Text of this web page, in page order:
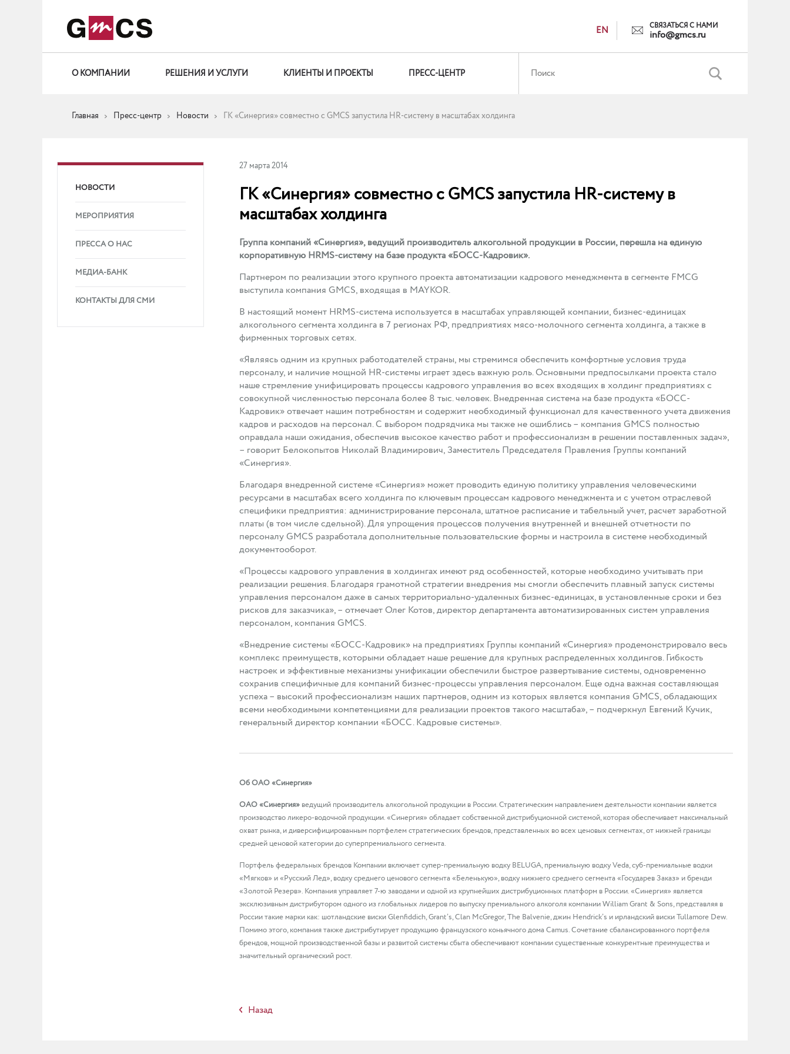
EN СВЯЗАТЬСЯ С НАМИ
info@gmcs.ru
О КОМПАНИИ РЕШЕНИЯ И УСЛУГИ КЛИЕНТЫ И ПРОЕКТЫ ПРЕСС-ЦЕНТР
Главная Пресс-центр Новости ГК «Синергия» совместно с GMCS запустила HR-систему в масштабах холдинга
НОВОСТИ
МЕРОПРИЯТИЯ
ПРЕССА О НАС
МЕДИА-БАНК
КОНТАКТЫ ДЛЯ СМИ
27 марта 2014
ГК «Синергия» совместно с GMCS запустила HR-систему в
масштабах холдинга
Группа компаний «Синергия», ведущий производитель алкогольной продукции в России, перешла на единую
корпоративную HRMS-систему на базе продукта «БОСС-Кадровик».
Партнером по реализации этого крупного проекта автоматизации кадрового менеджмента в сегменте FMCG
выступила компания GMCS, входящая в MAYKOR.
В настоящий момент HRMS-система используется в масштабах управляющей компании, бизнес-единицах
алкогольного сегмента холдинга в 7 регионах РФ, предприятиях мясо-молочного сегмента холдинга, а также в
фирменных торговых сетях.
«Являясь одним из крупных работодателей страны, мы стремимся обеспечить комфортные условия труда
персоналу, и наличие мощной HR-системы играет здесь важную роль. Основными предпосылками проекта стало
наше стремление унифицировать процессы кадрового управления во всех входящих в холдинг предприятиях с
совокупной численностью персонала более 8 тыс. человек. Внедренная система на базе продукта «БОСС-
Кадровик» отвечает нашим потребностям и содержит необходимый функционал для качественного учета движения
кадров и расходов на персонал. С выбором подрядчика мы также не ошиблись – компания GMCS полностью
оправдала наши ожидания, обеспечив высокое качество работ и профессионализм в решении поставленных задач»,
– говорит Белокопытов Николай Владимирович, Заместитель Председателя Правления Группы компаний
«Синергия».
Благодаря внедренной системе «Синергия» может проводить единую политику управления человеческими
ресурсами в масштабах всего холдинга по ключевым процессам кадрового менеджмента и с учетом отраслевой
специфики предприятия: администрирование персонала, штатное расписание и табельный учет, расчет заработной
платы (в том числе сдельной). Для упрощения процессов получения внутренней и внешней отчетности по
персоналу GMCS разработала дополнительные пользовательские формы и настроила в системе необходимый
документооборот.
«Процессы кадрового управления в холдингах имеют ряд особенностей, которые необходимо учитывать при
реализации решения. Благодаря грамотной стратегии внедрения мы смогли обеспечить плавный запуск системы
управления персоналом даже в самых территориально-удаленных бизнес-единицах, в установленные сроки и без
рисков для заказчика», – отмечает Олег Котов, директор департамента автоматизированных систем управления
персоналом, компания GMCS.
«Внедрение системы «БОСС-Кадровик» на предприятиях Группы компаний «Синергия» продемонстрировало весь
комплекс преимуществ, которыми обладает наше решение для крупных распределенных холдингов. Гибкость
настроек и эффективные механизмы унификации обеспечили быстрое развертывание системы, одновременно
сохранив специфичные для компаний бизнес-процессы управления персоналом. Еще одна важная составляющая
успеха – высокий профессионализм наших партнеров, одним из которых является компания GMCS, обладающих
всеми необходимыми компетенциями для реализации проектов такого масштаба», – подчеркнул Евгений Кучик,
генеральный директор компании «БОСС. Кадровые системы».
Об ОАО«Синергия»
ОАО «Синергия» ведущий производитель алкогольной продукции в России. Стратегическим направлением деятельности компании является
производство ликеро-водочной продукции. «Синергия» обладает собственной дистрибуционной системой, которая обеспечивает максимальный
охват рынка, и диверсифицированным портфелем стратегических брендов, представленных во всех ценовых сегментах, от нижней границы
средней ценовой категории до суперпремиального сегмента.
Портфель федеральных брендов Компании включает супер-премиальную водку BELUGA, премиальную водку Veda, суб-премиальные водки
«Мягков» и «Русский Лед», водку среднего ценового сегмента «Беленькую», водку нижнего среднего сегмента «Государев Заказ» и бренди
«Золотой Резерв». Компания управляет 7-ю заводами и одной из крупнейших дистрибуционных платформ в России. «Синергия» является
эксклюзивным дистрибутором одного из глобальных лидеров по выпуску премиального алкоголя компании William Grant & Sons, представляя в
России такие марки как: шотландские виски Glenfiddich, Grant’s, Clan McGregor, The Balvenie, джин Hendrick’s и ирландский виски Tullamore Dew.
Помимо этого, компания также дистрибутирует продукцию французского коньячного дома Camus. Сочетание сбалансированного портфеля
брендов, мощной производственной базы и развитой системы сбыта обеспечивают компании существенные конкурентные преимущества и
значительный органический рост.
Назад